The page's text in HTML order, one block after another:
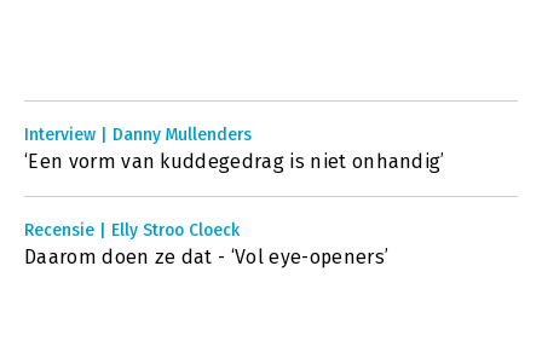
Interview | Danny Mullenders
‘Een vorm van kuddegedrag is niet onhandig’
Recensie | Elly Stroo Cloeck
Daarom doen ze dat - ‘Vol eye-openers’